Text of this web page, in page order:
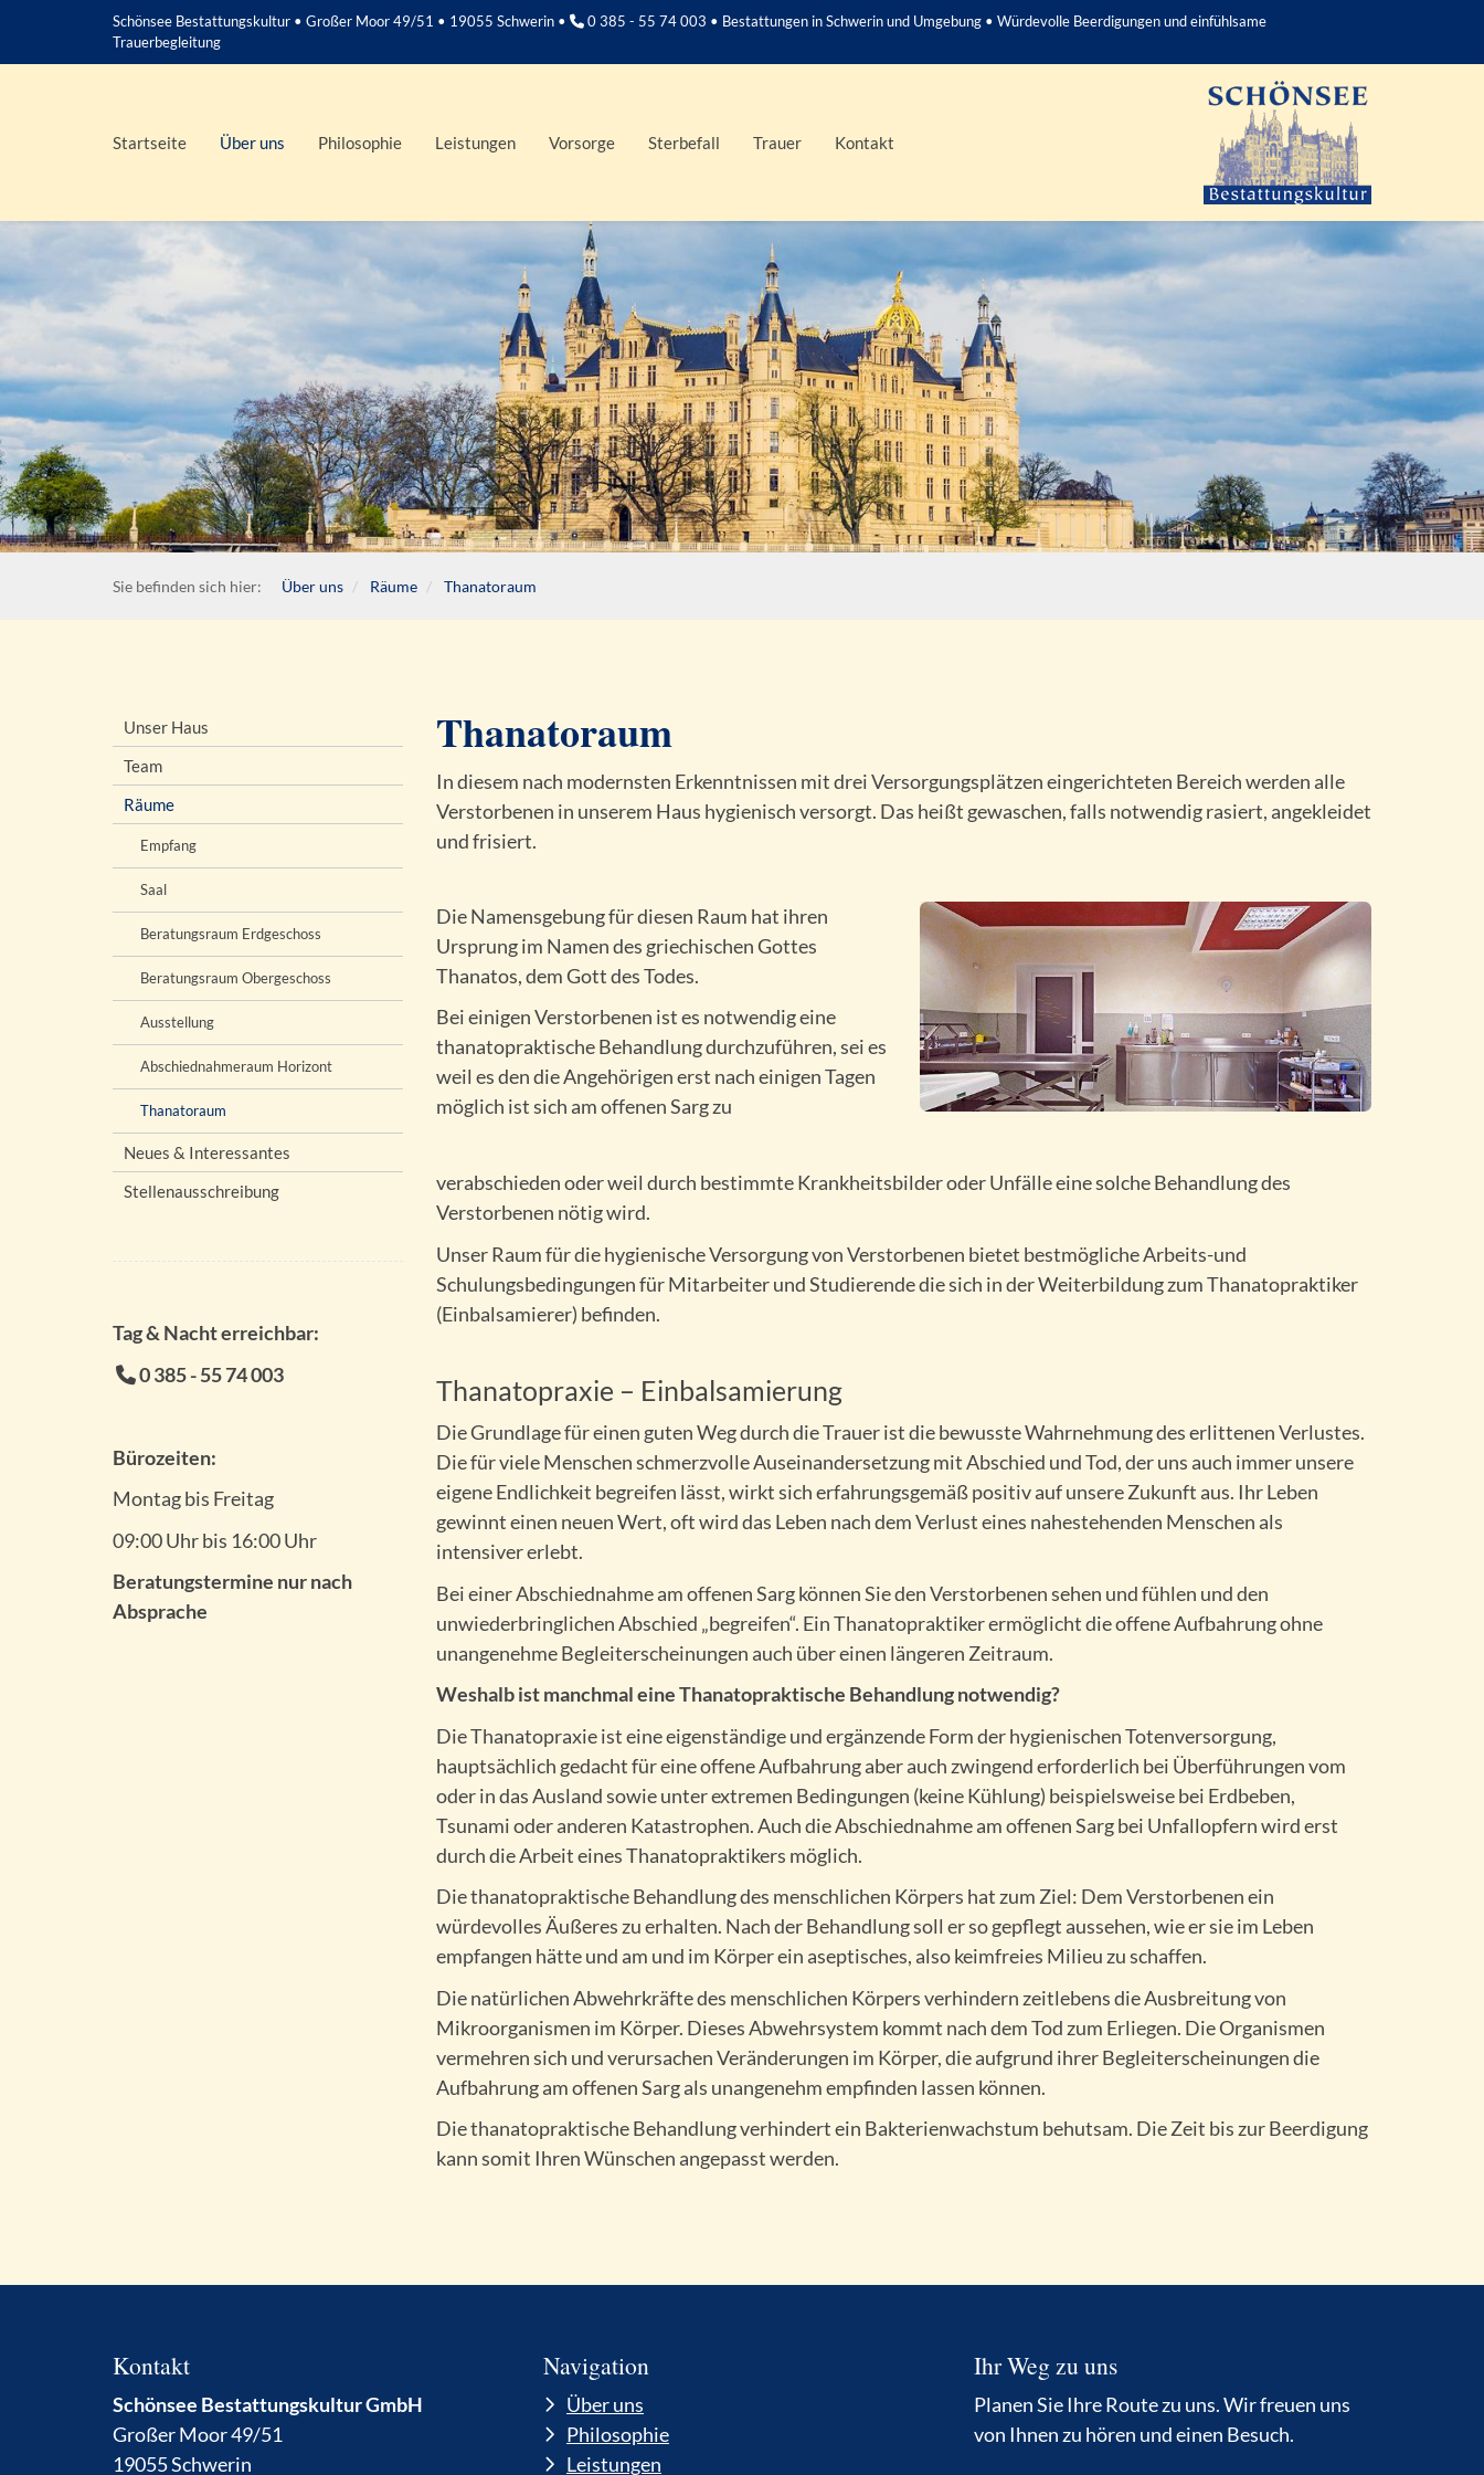
Schönsee Bestattungskultur • Großer Moor 49/51 • 19055 Schwerin •
0 385 - 55 74 003 • Bestattungen in Schwerin und Umgebung • Würdevolle Beerdigungen und einfühlsame
Trauerbegleitung
Startseite Über uns Philosophie Leistungen Vorsorge Sterbefall Trauer Kontakt
Sie befinden sich hier: Über uns Räume Thanatoraum
Thanatoraum
In diesem nach modernsten Erkenntnissen mit drei Versorgungsplätzen eingerichteten Bereich werden alle
Verstorbenen in unserem Haus hygienisch versorgt. Das heißt gewaschen, falls notwendig rasiert, angekleidet
und frisiert.
Die Namensgebung für diesen Raum hat ihren
Ursprung im Namen des griechischen Gottes
Thanatos, dem Gott des Todes.
Bei einigen Verstorbenen ist es notwendig eine
thanatopraktische Behandlung durchzuführen, sei es
weil es den die Angehörigen erst nach einigen Tagen
möglich ist sich am offenen Sarg zu
verabschieden oder weil durch bestimmte Krankheitsbilder oder Unfälle eine solche Behandlung des
Verstorbenen nötig wird.
Unser Raum für die hygienische Versorgung von Verstorbenen bietet bestmögliche Arbeits-und
Schulungsbedingungen für Mitarbeiter und Studierende die sich in der Weiterbildung zum Thanatopraktiker
(Einbalsamierer) befinden.
Thanatopraxie – Einbalsamierung
Die Grundlage für einen guten Weg durch die Trauer ist die bewusste Wahrnehmung des erlittenen Verlustes.
Die für viele Menschen schmerzvolle Auseinandersetzung mit Abschied und Tod, der uns auch immer unsere
eigene Endlichkeit begreifen lässt, wirkt sich erfahrungsgemäß positiv auf unsere Zukunft aus. Ihr Leben
gewinnt einen neuen Wert, oft wird das Leben nach dem Verlust eines nahestehenden Menschen als
intensiver erlebt.
Bei einer Abschiednahme am offenen Sarg können Sie den Verstorbenen sehen und fühlen und den
unwiederbringlichen Abschied „begreifen“. Ein Thanatopraktiker ermöglicht die offene Aufbahrung ohne
unangenehme Begleiterscheinungen auch über einen längeren Zeitraum.
Weshalb ist manchmal eine Thanatopraktische Behandlung notwendig?
Die Thanatopraxie ist eine eigenständige und ergänzende Form der hygienischen Totenversorgung,
hauptsächlich gedacht für eine offene Aufbahrung aber auch zwingend erforderlich bei Überführungen vom
oder in das Ausland sowie unter extremen Bedingungen (keine Kühlung) beispielsweise bei Erdbeben,
Tsunami oder anderen Katastrophen. Auch die Abschiednahme am offenen Sarg bei Unfallopfern wird erst
durch die Arbeit eines Thanatopraktikers möglich.
Die thanatopraktische Behandlung des menschlichen Körpers hat zum Ziel: Dem Verstorbenen ein
würdevolles Äußeres zu erhalten. Nach der Behandlung soll er so gepflegt aussehen, wie er sie im Leben
empfangen hätte und am und im Körper ein aseptisches, also keimfreies Milieu zu schaffen.
Die natürlichen Abwehrkräfte des menschlichen Körpers verhindern zeitlebens die Ausbreitung von
Mikroorganismen im Körper. Dieses Abwehrsystem kommt nach dem Tod zum Erliegen. Die Organismen
vermehren sich und verursachen Veränderungen im Körper, die aufgrund ihrer Begleiterscheinungen die
Aufbahrung am offenen Sarg als unangenehm empfinden lassen können.
Die thanatopraktische Behandlung verhindert ein Bakterienwachstum behutsam. Die Zeit bis zur Beerdigung
kann somit Ihren Wünschen angepasst werden.
Unser Haus
Team
Räume
Empfang
Saal
Beratungsraum Erdgeschoss
Beratungsraum Obergeschoss
Ausstellung
Abschiednahmeraum Horizont
Thanatoraum
Neues & Interessantes
Stellenausschreibung
Tag & Nacht erreichbar:
0 385 - 55 74 003
Bürozeiten:
Montag bis Freitag
09:00 Uhr bis 16:00 Uhr
Beratungstermine nur nach
Absprache
Kontakt
Schönsee Bestattungskultur GmbH
Großer Moor 49/51
19055 Schwerin
Navigation
Über uns
Philosophie
Leistungen
Ihr Weg zu uns
Planen Sie Ihre Route zu uns. Wir freuen uns
von Ihnen zu hören und einen Besuch.